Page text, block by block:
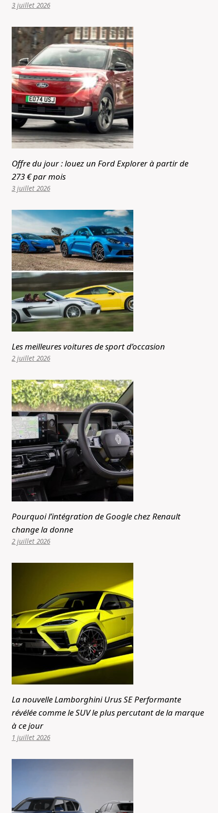
3 juillet 2026
Offre du jour : louez un Ford Explorer à partir de
273 € par mois
3 juillet 2026
Les meilleures voitures de sport d’occasion
2 juillet 2026
Pourquoi l’intégration de Google chez Renault
change la donne
2 juillet 2026
La nouvelle Lamborghini Urus SE Performante
révélée comme le SUV le plus percutant de la marque
à ce jour
1 juillet 2026